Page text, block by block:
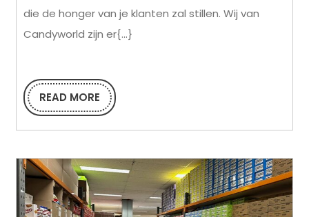
B2B
die de honger van je klanten zal stillen. Wij van
Candyworld zijn er{...}
READ MORE
READ
MORE